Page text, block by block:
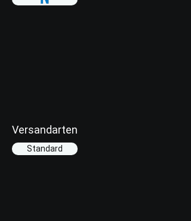
Versandarten
Standard